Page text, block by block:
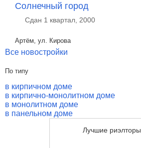
Солнечный город
Сдан 1 квартал, 2000
Артём, ул. Кирова
Все новостройки
По типу
в кирпичном доме
в кирпично-монолитном доме
в монолитном доме
в панельном доме
Лучшие риэлторы